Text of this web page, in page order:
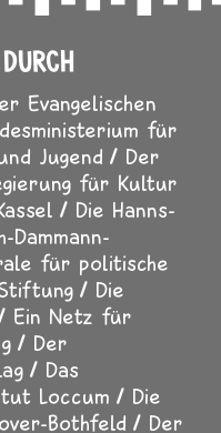
Evangelischen
für
Jugend
Der
für Kultur
Die Hanns-
Dammann-
für politische
Die
Ein Netz für
Der
Das
Loccum
Die
Bothfeld
Der